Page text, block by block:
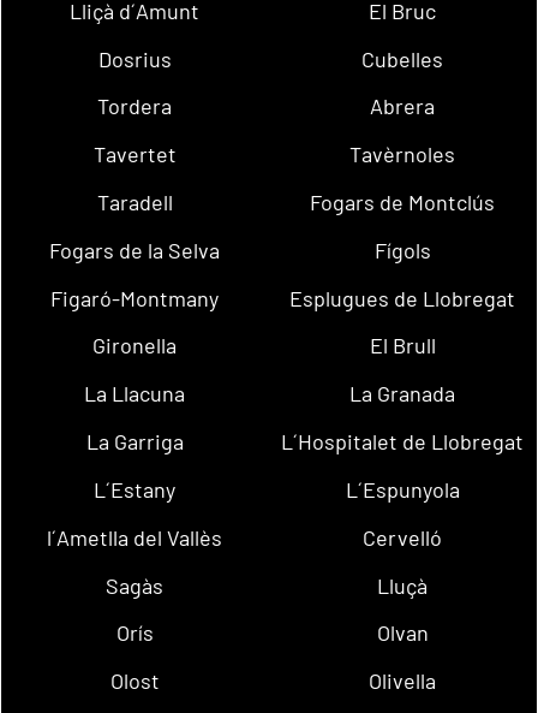
Lliçà d´Amunt
El Bruc
Dosrius
Cubelles
Tordera
Abrera
Tavertet
Tavèrnoles
Taradell
Fogars de Montclús
Fogars de la Selva
Fígols
Figaró-Montmany
Esplugues de Llobregat
Gironella
El Brull
La Llacuna
La Granada
La Garriga
L´Hospitalet de Llobregat
L´Estany
L´Espunyola
l´Ametlla del Vallès
Cervelló
Sagàs
Lluçà
Orís
Olvan
Olost
Olivella